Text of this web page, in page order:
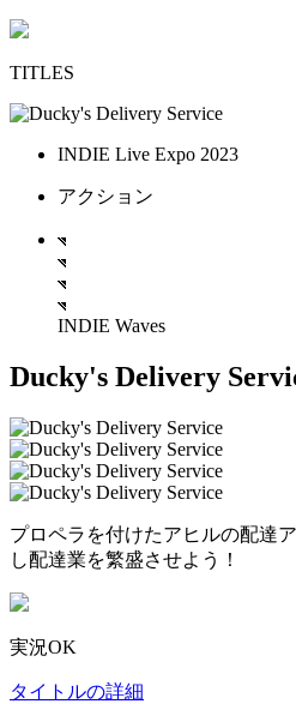
TITLES
INDIE Live Expo 2023
アクション
INDIE Waves
Ducky's Delivery
プロペラを付けたアヒルの配達
し配達業を繁盛させよう！
実況OK
タイトルの詳細